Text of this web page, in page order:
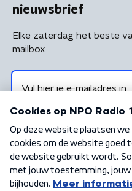
nieuwsbrief
Elke zaterdag het beste
mailbox
Algemene voorwaarden